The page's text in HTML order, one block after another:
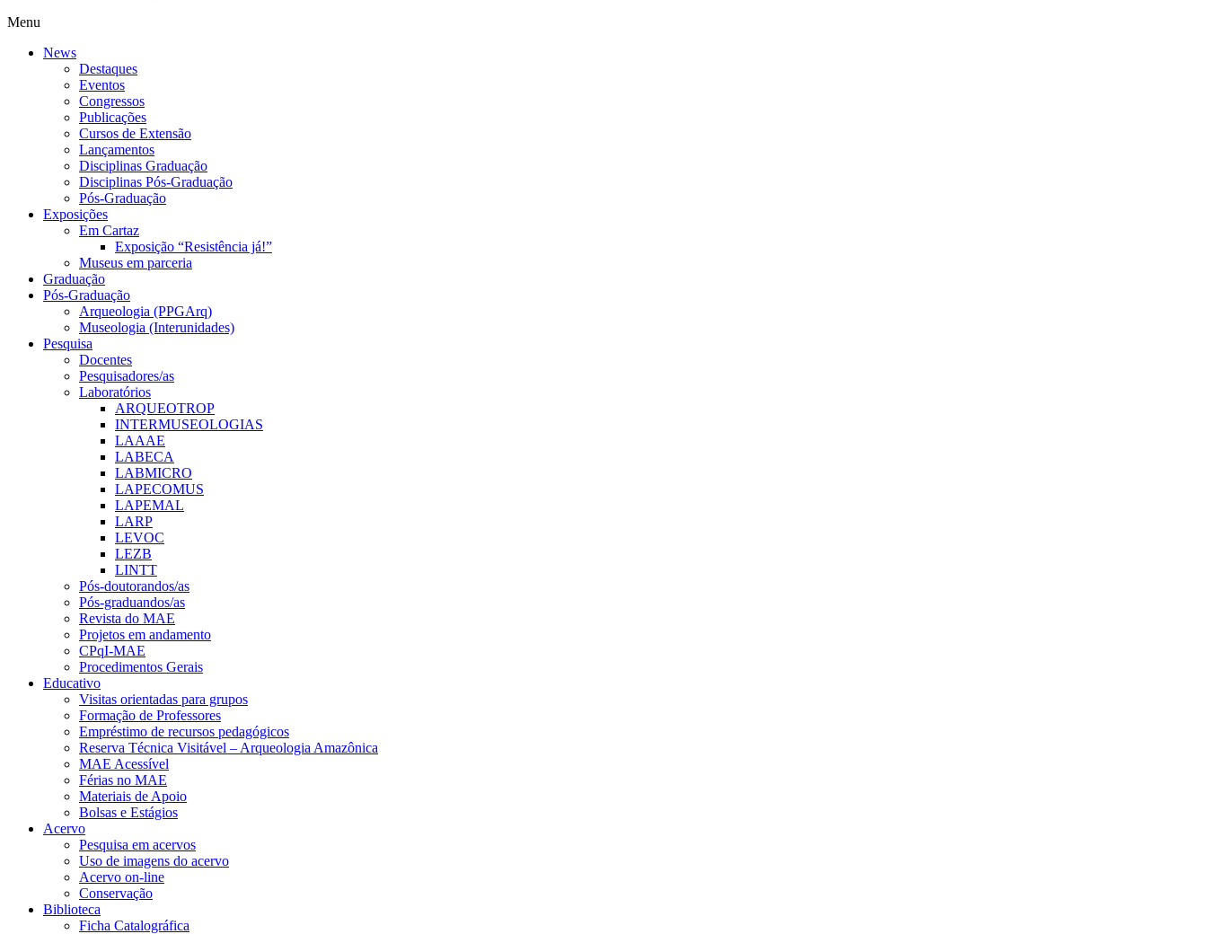
Menu
News
Destaques
Eventos
Congressos
Publicações
Cursos de Extensão
Lançamentos
Disciplinas Graduação
Disciplinas Pós-Graduação
Pós-Graduação
Exposições
Em Cartaz
Exposição “Resistência já!”
Museus em parceria
Graduação
Pós-Graduação
Arqueologia (PPGArq)
Museologia (Interunidades)
Pesquisa
Docentes
Pesquisadores/as
Laboratórios
ARQUEOTROP
INTERMUSEOLOGIAS
LAAAE
LABECA
LABMICRO
LAPECOMUS
LAPEMAL
LARP
LEVOC
LEZB
LINTT
Pós-doutorandos/as
Pós-graduandos/as
Revista do MAE
Projetos em andamento
CPqI-MAE
Procedimentos Gerais
Educativo
Visitas orientadas para grupos
Formação de Professores
Empréstimo de recursos pedagógicos
Reserva Técnica Visitável – Arqueologia Amazônica
MAE Acessível
Férias no MAE
Materiais de Apoio
Bolsas e Estágios
Acervo
Pesquisa em acervos
Uso de imagens do acervo
Acervo on-line
Conservação
Biblioteca
Ficha Catalográfica